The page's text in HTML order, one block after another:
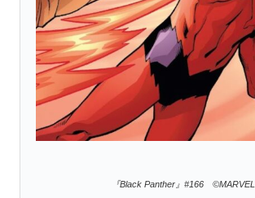
『Black Panther』#166 ©MARVEL